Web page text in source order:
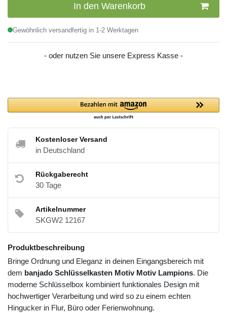
In den Warenkorb
Gewöhnlich versandfertig in 1-2 Werktagen
- oder nutzen Sie unsere Express Kasse -
Kostenloser Versand
in Deutschland
Rückgaberecht
30 Tage
Artikelnummer
SKGW2 12167
Produktbeschreibung
Bringe Ordnung und Eleganz in deinen Eingangsbereich mit
dem banjado Schlüsselkasten Motiv Motiv Lampions. Die
moderne Schlüsselbox kombiniert funktionales Design mit
hochwertiger Verarbeitung und wird so zu einem echten
Hingucker in Flur, Büro oder Ferienwohnung.